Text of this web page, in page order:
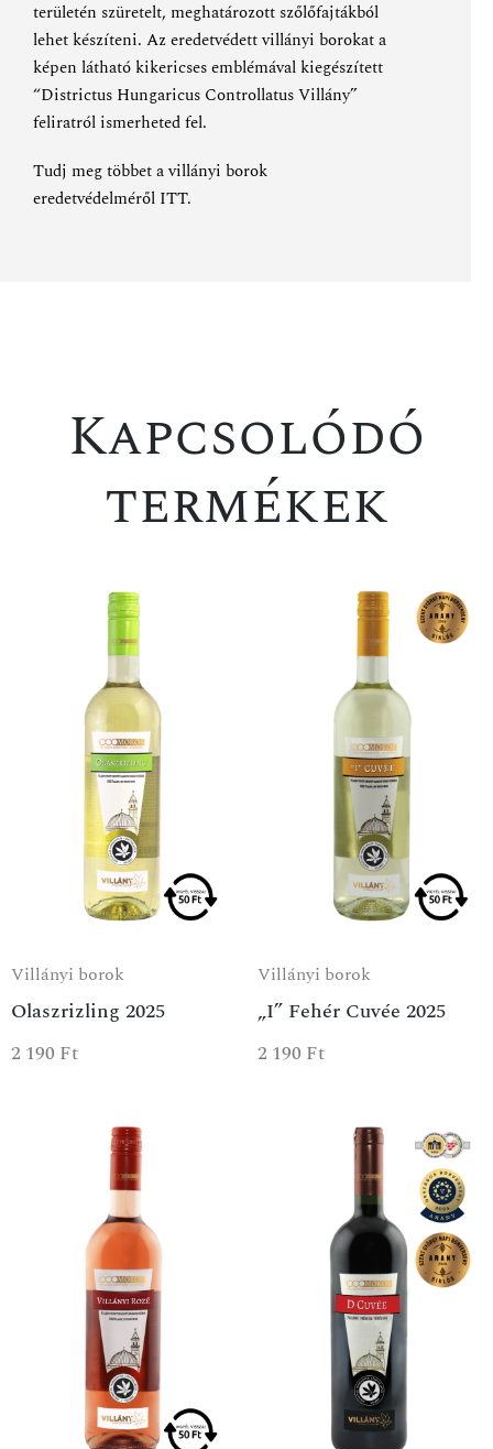
területén szüretelt, meghatározott szőlőfajtákból
lehet készíteni. Az eredetvédett villányi borokat a
képen látható kikericses emblémával kiegészített
“Districtus Hungaricus Controllatus Villány”
feliratról ismerheted fel.
Tudj meg többet a villányi borok
eredetvédelméről ITT.
Kapcsolódó
termékek
Villányi borok
Olaszrizling 2025
2 190 Ft
Villányi borok
„I” Fehér Cuvée 2025
2 190 Ft